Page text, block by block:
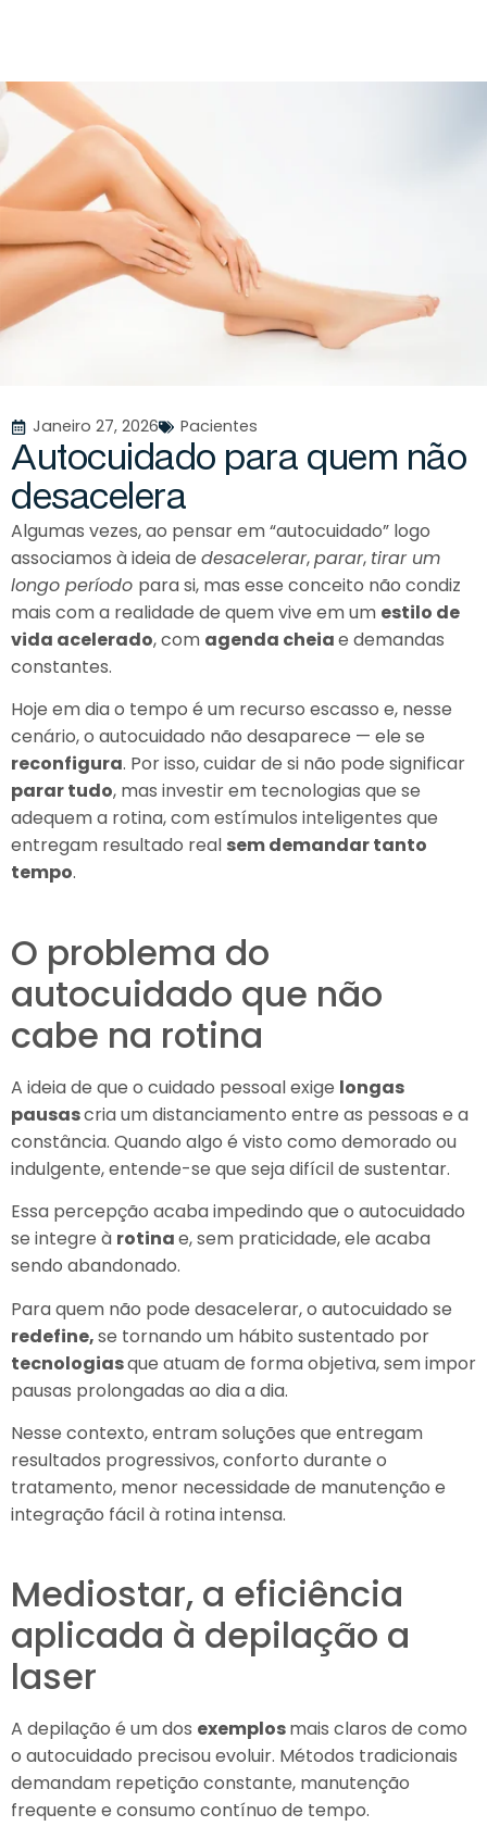
Janeiro 27, 2026 Pacientes
Autocuidado para quem não
desace era
Algumas vezes, ao pensar em “autocuidado” logo
associamos à ideia de desacelerar,parar, tirar um
longo período para si, mas esse conceito não condiz
mais com a realidade de quem vive em um estilo de
vida acelerado, com agenda cheiae demandas
constantes.
Hoje em dia o tempo é um recurso escasso e, nesse
cenário, o autocuidado não desaparece — ele se
reconfigura. Por isso, cuidar de si não pode significar
parar tudo, mas investir em tecnologias que se
adequem a rotina, com estímulos inteligentes que
entregam resultado real sem demandar tanto
tempo.
O problema do
autocuidado que não
cabe na rotina
A ideia de que o cuidado pessoal exige longas
pausascria um distanciamento entre as pessoas e a
constância. Quando algo é visto como demorado ou
indulgente, entende-se que seja difícil de sustentar.
Essa percepção acaba impedindo que o autocuidado
se integre à rotinae, sem praticidade, ele acaba
sendo abandonado.
Para quem não pode desacelerar, o autocuidado se
redefine,se tornando um hábito sustentado por
tecnologiasque atuam de forma objetiva, sem impor
pausas prolongadas ao dia a dia.
Nesse contexto, entram soluções que entregam
resultados progressivos, conforto durante o
tratamento, menor necessidade de manutenção e
integração fácil à rotina intensa.
Mediostar, a eficiência
aplicada à depilação a
laser
A depilação é um dos exemplosmais claros de como
o autocuidado precisou evoluir. Métodos tradicionais
demandam repetição constante, manutenção
frequente e consumo contínuo de tempo.